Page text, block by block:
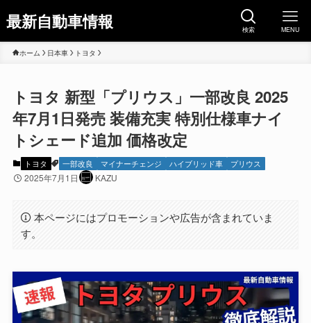
最新自動車情報 検索 MENU
ホーム 日本車 トヨタ
トヨタ 新型「プリウス」一部改良 2025
年7月1日発売 装備充実 特別仕様車ナイ
トシェード追加 価格改定
トヨタ 一部改良 マイナーチェンジ ハイブリッド車 プリウス
2025年7月1日 KAZU
本ページにはプロモーションや広告が含まれていま
す。